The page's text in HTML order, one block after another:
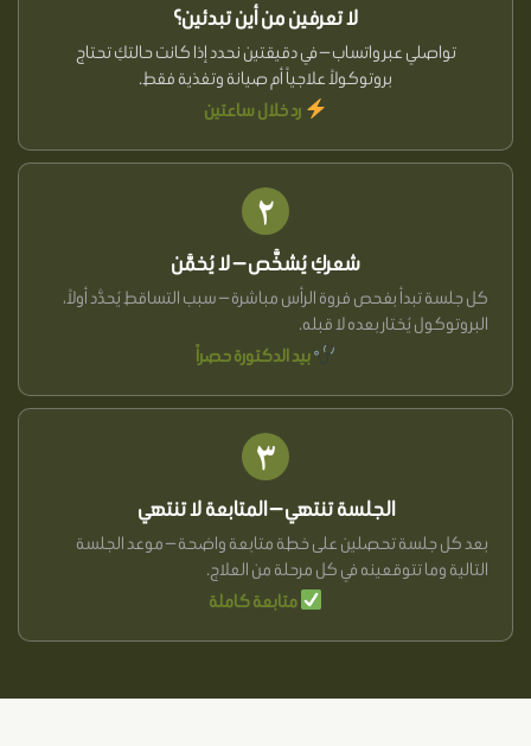
لا تعرفين من أين تبدئين؟
تواصلي عبر واتساب — في دقيقتين نحدد إذا كانت حالتكِ تحتاج
بروتوكولاً علاجياً أم صيانة وتغذية فقط.
رد خلال ساعتين
٢
شعركِ يُشخَّص — لا يُخمَّن
كل جلسة تبدأ بفحص فروة الرأس مباشرة — سبب التساقط يُحدَّد أولاً،
البروتوكول يُختار بعده لا قبله.
بيد الدكتورة حصراً
٣
الجلسة تنتهي — المتابعة لا تنتهي
بعد كل جلسة تحصلين على خطة متابعة واضحة — موعد الجلسة
التالية وما تتوقعينه في كل مرحلة من العلاج.
متابعة كاملة